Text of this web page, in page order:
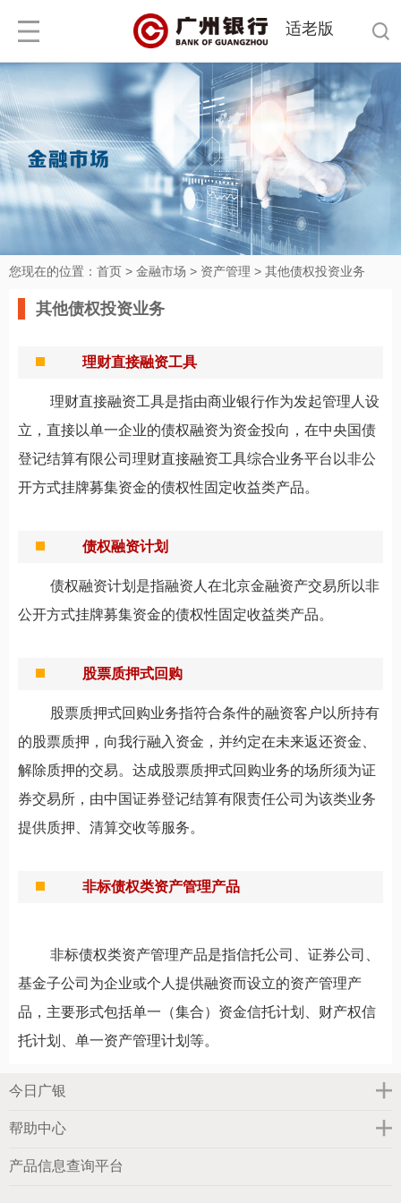
适老版
您现在的位置： 首页 > 金融市场 > 资产管理 > 其他债权投资业务
其他债权投资业务
理财直接融资工具
理财直接融资工具是指由商业银行作为发起管理人设
立，直接以单一企业的债权融资为资金投向，在中央国债
登记结算有限公司理财直接融资工具综合业务平台以非公
开方式挂牌募集资金的债权性固定收益类产品。
债权融资计划
债权融资计划是指融资人在北京金融资产交易所以非
公开方式挂牌募集资金的债权性固定收益类产品。
股票质押式回购
股票质押式回购业务指符合条件的融资客户以所持有
的股票质押，向我行融入资金，并约定在未来返还资金、
解除质押的交易。达成股票质押式回购业务的场所须为证
券交易所，由中国证券登记结算有限责任公司为该类业务
提供质押、清算交收等服务。
非标债权类资产管理产品
非标债权类资产管理产品是指信托公司、证券公司、
基金子公司为企业或个人提供融资而设立的资产管理产
品，主要形式包括单一（集合）资金信托计划、财产权信
托计划、单一资产管理计划等。
今日广银
帮助中心
产品信息查询平台